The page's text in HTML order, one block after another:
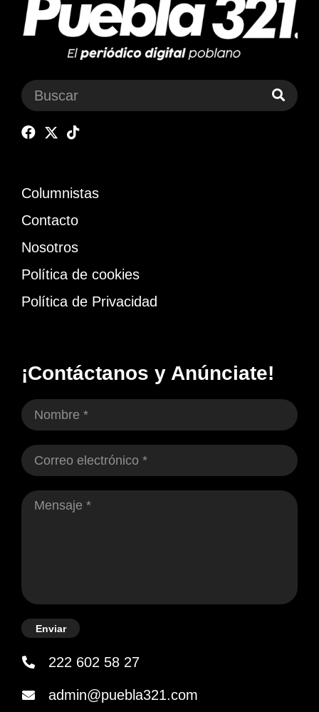
Columnistas
Contacto
Nosotros
Política de cookies
Política de Privacidad
¡Contáctanos y Anúnciate!
Enviar
222 602 58 27
admin@puebla321.com